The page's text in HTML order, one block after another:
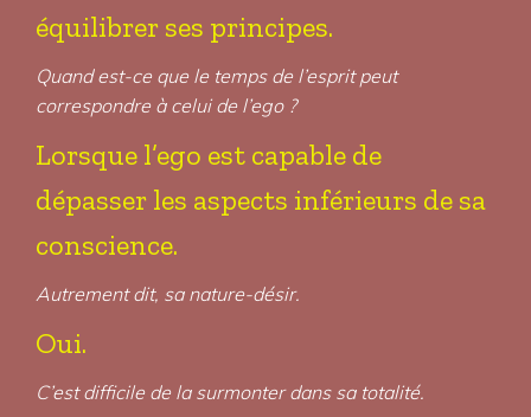
équilibrer ses principes.
Quand est-ce que le temps de l’esprit peut
correspondre à celui de l’ego ?
Lorsque l’ego est capable de
dépasser les aspects inférieurs de sa
conscience.
Autrement dit, sa nature-désir.
Oui.
C’est difficile de la surmonter dans sa totalité.